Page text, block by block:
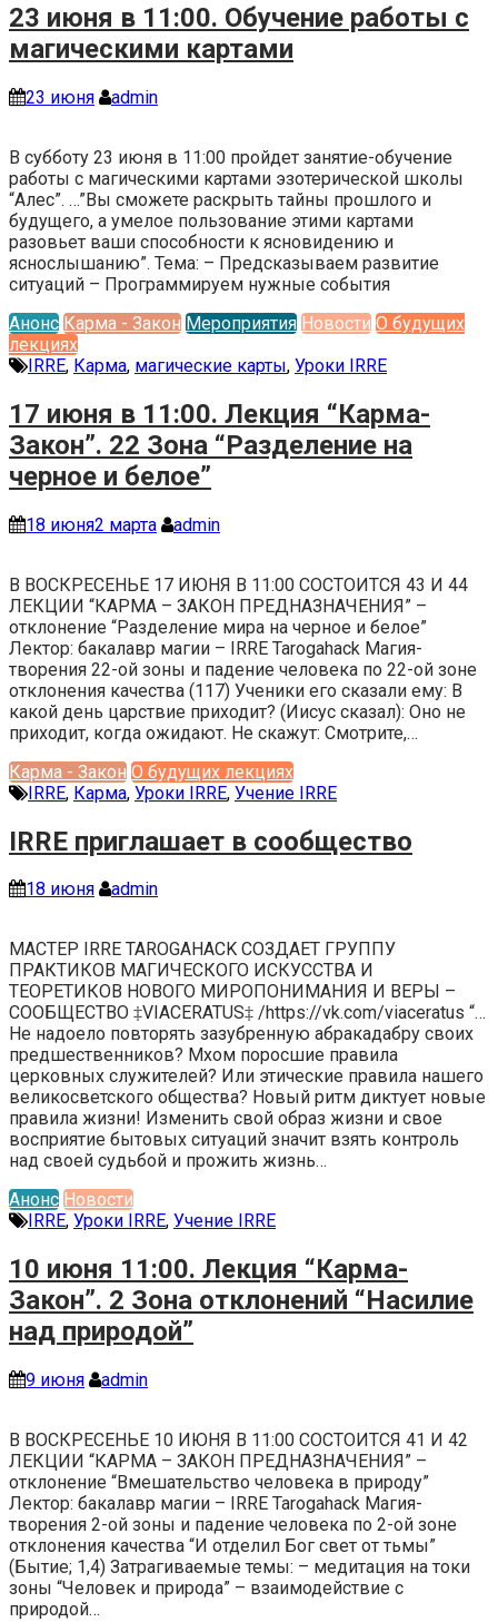
23 июня в 11:00. Обучение работы с
магическими картами
23 июня admin
В субботу 23 июня в 11:00 пройдет занятие-обучение
работы с магическими картами эзотерической школы
“Алес”. …”Вы сможете раскрыть тайны прошлого и
будущего, а умелое пользование этими картами
разовьет ваши способности к ясновидению и
яснослышанию”. Тема: – Предсказываем развитие
ситуаций – Программируем нужные события
Анонс Карма - Закон Мероприятия Новости О будущих
лекциях
IRRE, Карма, магические карты, Уроки IRRE
17 июня в 11:00. Лекция “Карма-
Закон”. 22 Зона “Разделение на
черное и белое”
18 июня2 марта admin
В ВОСКРЕСЕНЬЕ 17 ИЮНЯ В 11:00 СОСТОИТСЯ 43 И 44
ЛЕКЦИИ “КАРМА – ЗАКОН ПРЕДНАЗНАЧЕНИЯ” –
отклонение “Разделение мира на черное и белое”
Лектор: бакалавр магии – IRRE Tarogahack Магия-
творения 22-ой зоны и падение человека по 22-ой зоне
отклонения качества (117) Ученики его сказали ему: В
какой день царствие приходит? (Иисус сказал): Оно не
приходит, когда ожидают. Не скажут: Смотрите,…
Карма - Закон О будущих лекциях
IRRE, Карма, Уроки IRRE, Учение IRRE
IRRE приглашает в сообщество
18 июня admin
МАСТЕР IRRE TAROGAHACK СОЗДАЕТ ГРУППУ
ПРАКТИКОВ МАГИЧЕСКОГО ИСКУССТВА И
ТЕОРЕТИКОВ НОВОГО МИРОПОНИМАНИЯ И ВЕРЫ –
СООБЩЕСТВО ‡VIACERATUS‡ /https://vk.com/viaceratus “…
Не надоело повторять зазубренную абракадабру своих
предшественников? Мхом поросшие правила
церковных служителей? Или этические правила нашего
великосветского общества? Новый ритм диктует новые
правила жизни! Изменить свой образ жизни и свое
восприятие бытовых ситуаций значит взять контроль
над своей судьбой и прожить жизнь…
Анонс Новости
IRRE, Уроки IRRE, Учение IRRE
10 июня 11:00. Лекция “Карма-
Закон”. 2 Зона отклонений “Насилие
над природой”
9 июня admin
В ВОСКРЕСЕНЬЕ 10 ИЮНЯ В 11:00 СОСТОИТСЯ 41 И 42
ЛЕКЦИИ “КАРМА – ЗАКОН ПРЕДНАЗНАЧЕНИЯ” –
отклонение “Вмешательство человека в природу”
Лектор: бакалавр магии – IRRE Tarogahack Магия-
творения 2-ой зоны и падение человека по 2-ой зоне
отклонения качества “И отделил Бог свет от тьмы”
(Бытие; 1,4) Затрагиваемые темы: – медитация на токи
зоны “Человек и природа” – взаимодействие с
природой…